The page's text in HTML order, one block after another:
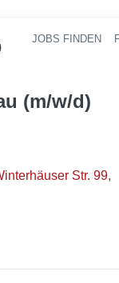
JOBS FINDEN
(m/w/d)
Str. 99,